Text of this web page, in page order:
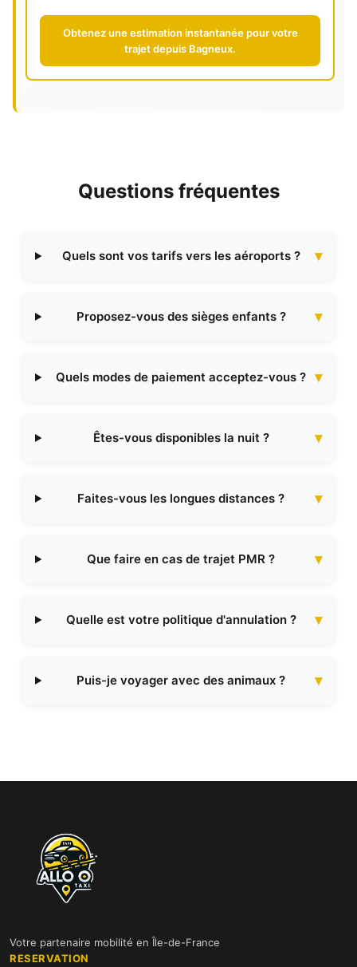
Obtenez une estimation instantanée pour votre
trajet depuis Bagneux.
Questions fréquentes
Quels sont vos tarifs vers les aéroports ?
Proposez-vous des sièges enfants ?
Quels modes de paiement acceptez-vous ?
Êtes-vous disponibles la nuit ?
Faites-vous les longues distances ?
Que faire en cas de trajet PMR ?
Quelle est votre politique d'annulation ?
Puis-je voyager avec des animaux ?
Votre partenaire mobilité en Île-de-France
RESERVATION